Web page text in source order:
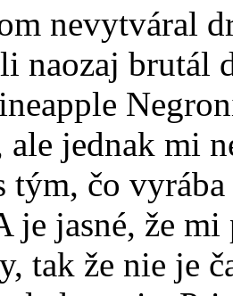
nevytváral
naozaj brutál
jednak mi
tým, čo
je jasné, že
tak že nie je